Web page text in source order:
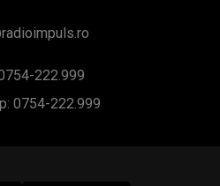
222.999
0754-222.999